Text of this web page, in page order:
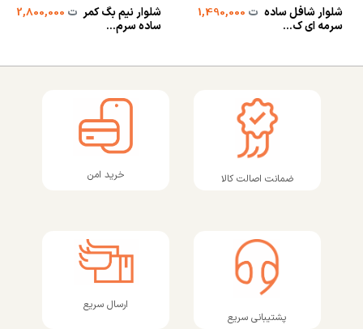
شلوار شافل ساده
سرمه ای ک...
ت1,490,000
شلوار نیم بگ کمر
ساده سرم...
ت2,800,000
ضمانت اصالت کالا خرید امن
پشتیبانی سریع
ارسال سریع